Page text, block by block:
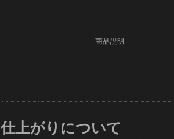
商品説明
仕上がりについて